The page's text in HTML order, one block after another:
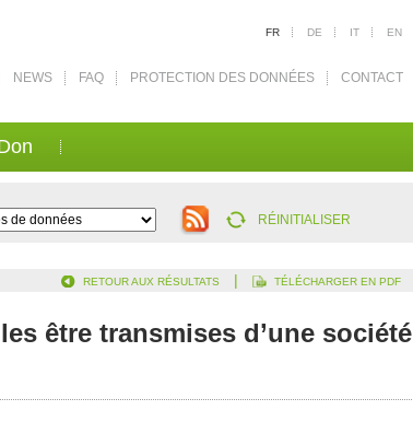
FR DE IT EN
NEWS FAQ PROTECTION DES DONNÉES CONTACT
RÉINITIALISER
RETOUR AUX RÉSULTATS | TÉLÉCHARGER EN PDF
être transmises d’une société